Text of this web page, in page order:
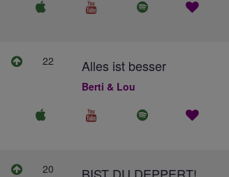
22 Alles ist besser
Berti & Lou
20 BIST DU DEPPERT!